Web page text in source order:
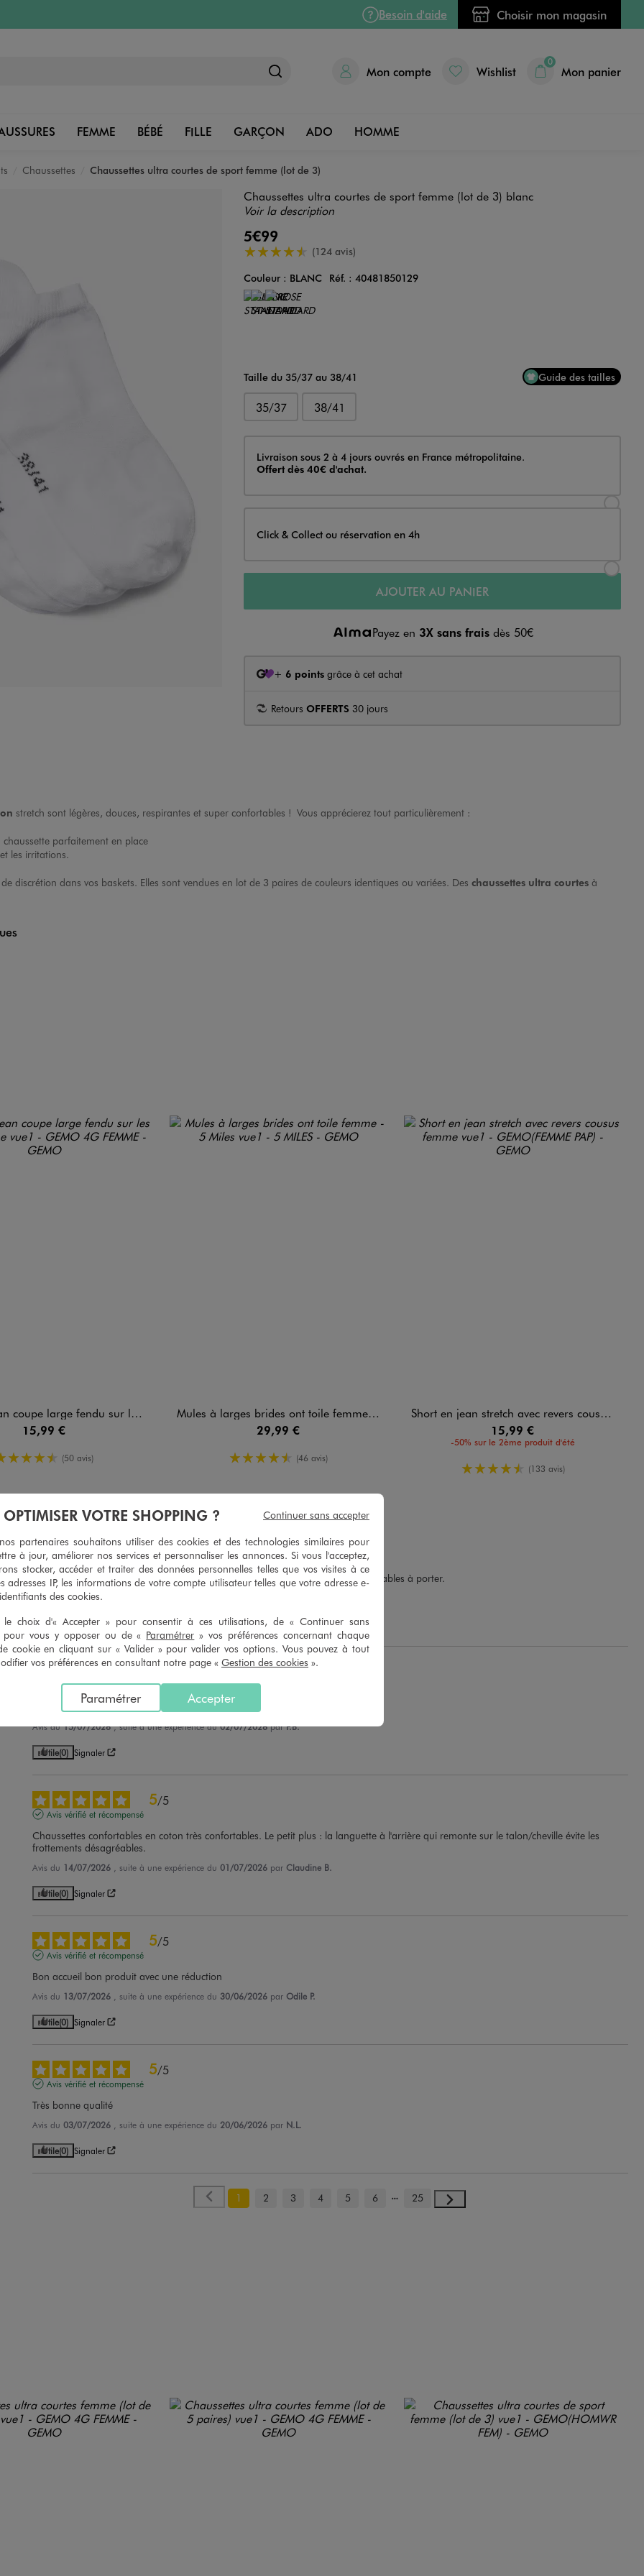
Besoin d'aide Choisir mon magasin
Mon compte Wishlist
0
Mon panier
FEMME BÉBÉ FILLE GARÇON ADO HOMME
Chaussettes Chaussettes ultra courtes de sport femme (lot de 3)
Chaussettes ultra courtes de sport femme (lot de 3) blanc
Voir la description
5€99
4.5/5 de moyenne
(124 avis)
Couleur
Couleur : BLANC Réf. : 40481850129
Choisissez votre Couleur
Taille du 35/37 au 38/41 Guide des tailles
35/37 38/41
Livraison
Livraison sous 2 à 4 jours ouvrés en France métropolitaine.
Offert dès 40€ d'achat.
Click & Collect ou réservation en 4h
AJOUTER AU PANIER
Payez en 3X sans fraisdès 50€
+ 6 pointsgrâce à cet achat
Retours OFFERTS 30 jours
stretch sont légères, douces, respirantes et super confortables ! Vous apprécierez tout particulièrement :
parfaitement en place
les irritations.
discrétion dans vos baskets. Elles sont vendues en lot de 3 paires de couleurs identiques ou variées. Des chaussettes ultra courtes à
large fendu sur les côtés femme
15,99 €
4.5/5 de moyenne
(50 avis)
Mules à larges brides ont toile femme - 5 Miles
29,99 €
4.5/5 de moyenne
(46 avis)
Short en jean stretch avec revers cousus femme
15,99 €
-50% sur le 2ème produit d'été
4.5/5 de moyenne
(133 avis)
3 /5
Avis vérifié et récompensé
Les chaussettes taillent un peu grand (ma pointure est 39), sinon elles sont agréables à porter.
Avis du03/08/2026
Utile (0) Signaler
5
Avis vérifié et récompensé
BON produit
Avis du15/07/2026 , suite à une expérience du02/07/2026 parF.B.
Utile(0) Signaler
5/5
Avis vérifié et récompensé
Chaussettes confortables en coton très confortables. Le petit plus : la languette à l'arrière qui remonte sur le talon/cheville évite les
frottements désagréables.
Avis du 14/07/2026 , suite à une expérience du 01/07/2026 par Claudine B.
Utile(0) Signaler
5/5
Avis vérifié et récompensé
Bon accueil bon produit avec une réduction
Avis du 13/07/2026 , suite à une expérience du 30/06/2026 par Odile P.
Utile(0) Signaler
5/5
Avis vérifié et récompensé
Très bonne qualité
Avis du 03/07/2026 , suite à une expérience du 20/06/2026 par N.L.
Utile(0) Signaler
1 2 3 4 5 6 25
OPTIMISER VOTRE SHOPPING ?
partenaires souhaitons utiliser des cookies et des technologies similaires pour
à jour, améliorer nos services et personnaliser les annonces. Si vous l'acceptez,
stocker, accéder et traiter des données personnelles telles que vos visites à ce
adresses IP, les informations de votre compte utilisateur telles que votre adresse e-
des cookies.
le choix d'« Accepter » pour consentir à ces utilisations, de « Continuer sans
pour vous y opposer ou de « Paramétrer » vos préférences concernant chaque
cookie en cliquant sur « Valider » pour valider vos options. Vous pouvez à tout
vos préférences en consultant notre page « Gestion des cookies ».
Accepter
Paramétrer
Continuer sans accepter